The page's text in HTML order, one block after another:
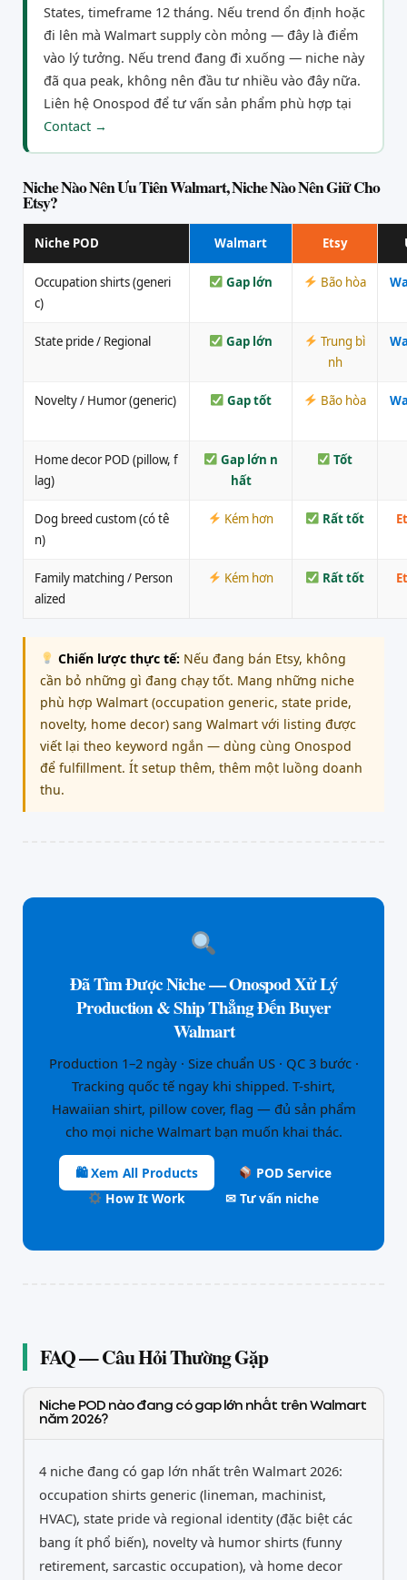
States, timeframe 12 tháng. Nếu trend ổn định hoặc
đi lên mà Walmart supply còn mỏng — đây là điểm
vào lý tưởng. Nếu trend đang đi xuống — niche này
đã qua peak, không nên đầu tư nhiều vào đây nữa.
Liên hệ Onospod để tư vấn sản phẩm phù hợp tại
Contact →
Niche Nào Nên Ưu Tiên Walmart, Niche Nào Nên Giữ Cho
Etsy?
Niche POD Walmart Etsy
Occupation shirts (generi
c)
Gap lớn Bão hòa
State pride / Regional Gap lớn
Trung bì
nh
Novelty / Humor (generic) Gap tốt Bão hòa
Home decor POD (pillow, f
lag)
Gap lớn n
hất
Tốt
Dog breed custom (có tê
n)
Kém hơn Rất tốt
Family matching / Person
alized
Kém hơn Rất tốt
Chiến lược thực tế: Nếu đang bán Etsy, không
cần bỏ những gì đang chạy tốt. Mang những niche
phù hợp Walmart (occupation generic, state pride,
novelty, home decor) sang Walmart với listing được
viết lại theo keyword ngắn — dùng cùng Onospod
để fulfillment. Ít setup thêm, thêm một luồng doanh
thu.
Đã Tìm Được Niche — Onospod Xử Lý
Production & Ship Thẳng Đến Buyer
Walmart
Production 1–2 ngày · Size chuẩn US · QC 3 bước ·
Tracking quốc tế ngay khi shipped. T-shirt,
Hawaiian shirt, pillow cover, flag — đủ sản phẩm
cho mọi niche Walmart bạn muốn khai thác.
🛍 Xem All Products
POD Service
How It Work
✉ Tư vấn niche
FAQ — Câu Hỏi Thường Gặp
Niche POD nào đang có gap lớn nhất trên Walmart
năm 2026?
4 niche đang có gap lớn nhất trên Walmart 2026:
occupation shirts generic (lineman, machinist,
HVAC), state pride và regional identity (đặc biệt các
bang ít phổ biến), novelty và humor shirts (funny
retirement, sarcastic occupation), và home decor